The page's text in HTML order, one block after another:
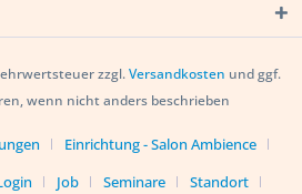
zzgl.Versandkosten und ggf.
wenn nicht anders beschrieben
Einrichtung - Salon Ambience
Job Seminare Standort